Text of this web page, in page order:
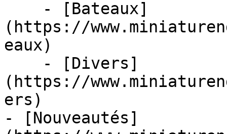
(https://
eaux)
(https://
ers)
- [Nouveautés]